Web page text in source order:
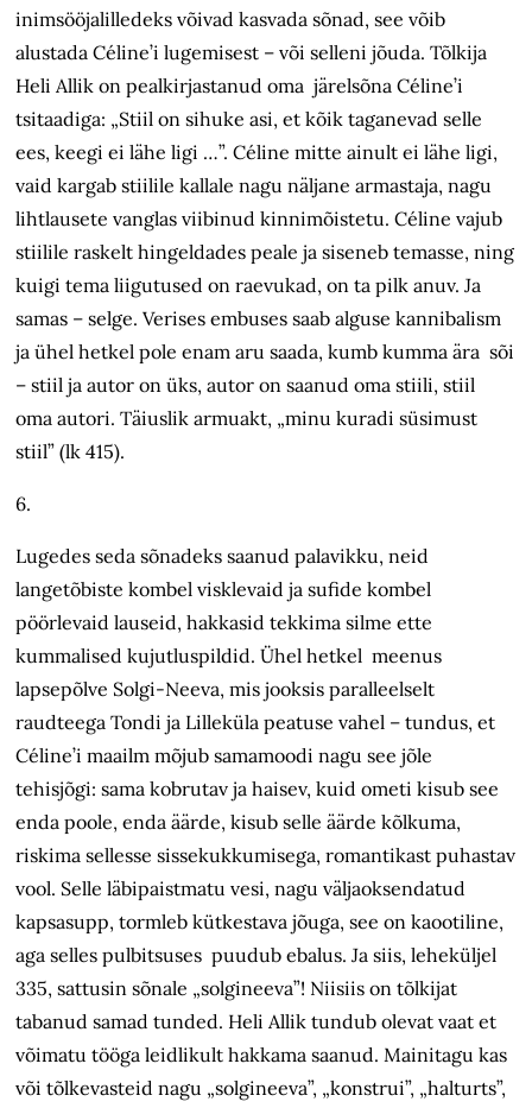
inimsööjalilledeks võivad kasvada sõnad, see võib
alustada Céline’i lugemisest – või selleni jõuda. Tõlkija
Heli Allik on pealkirjastanud oma järelsõna Céline’i
tsitaadiga: „Stiil on sihuke asi, et kõik taganevad selle
ees, keegi ei lähe ligi …”. Céline mitte ainult ei lähe ligi,
vaid kargab stiilile kallale nagu näljane armastaja, nagu
lihtlausete vanglas viibinud kinnimõistetu. Céline vajub
stiilile raskelt hingeldades peale ja siseneb temasse, ning
kuigi tema liigutused on raevukad, on ta pilk anuv. Ja
samas – selge. Verises embuses saab alguse kannibalism
ja ühel hetkel pole enam aru saada, kumb kumma ära sõi
– stiil ja autor on üks, autor on saanud oma stiili, stiil
oma autori. Täiuslik armuakt, „minu kuradi süsimust
stiil” (lk 415).
6.
Lugedes seda sõnadeks saanud palavikku, neid
langetõbiste kombel visklevaid ja sufide kombel
pöörlevaid lauseid, hakkasid tekkima silme ette
kummalised kujutluspildid. Ühel hetkel meenus
lapsepõlve Solgi-Neeva, mis jooksis paralleelselt
raudteega Tondi ja Lilleküla peatuse vahel – tundus, et
Céline’i maailm mõjub samamoodi nagu see jõle
tehisjõgi: sama kobrutav ja haisev, kuid ometi kisub see
enda poole, enda äärde, kisub selle äärde kõlkuma,
riskima sellesse sissekukkumisega, romantikast puhastav
vool. Selle läbipaistmatu vesi, nagu väljaoksendatud
kapsasupp, tormleb kütkestava jõuga, see on kaootiline,
aga selles pulbitsuses puudub ebalus. Ja siis, leheküljel
335, sattusin sõnale „solgineeva”! Niisiis on tõlkijat
tabanud samad tunded. Heli Allik tundub olevat vaat et
võimatu tööga leidlikult hakkama saanud. Mainitagu kas
või tõlkevasteid nagu „solgineeva”, „konstrui”, „halturts”,